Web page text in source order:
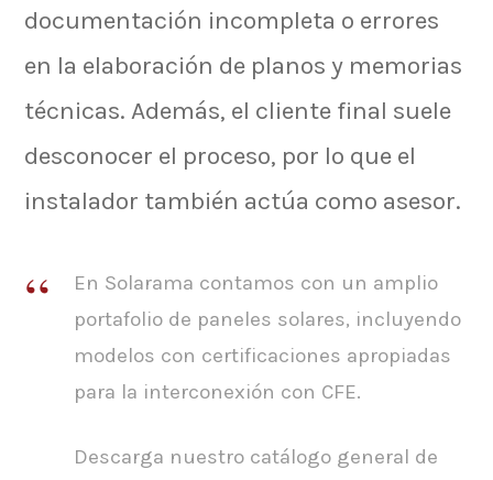
documentación incompleta o errores
en la elaboración de planos y memorias
técnicas. Además, el cliente final suele
desconocer el proceso, por lo que el
instalador también actúa como asesor.
En Solarama contamos con un amplio
portafolio de paneles solares, incluyendo
modelos con certificaciones apropiadas
para la interconexión con CFE.
Descarga nuestro catálogo general de